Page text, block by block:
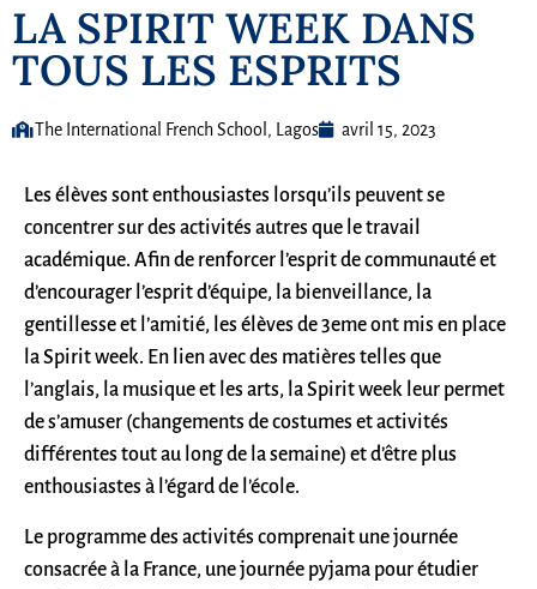
LA SPIRIT WEEK DANS
TOUS LES ESPRITS
The International French School, Lagos avril 15, 2023
Les élèves sont enthousiastes lorsqu’ils peuvent se
concentrer sur des activités autres que le travail
académique. Afin de renforcer l’esprit de communauté et
d’encourager l’esprit d’équipe, la bienveillance, la
gentillesse et l’amitié, les élèves de 3eme ont mis en place
la Spirit week. En lien avec des matières telles que
l’anglais, la musique et les arts, la Spirit week leur permet
de s’amuser (changements de costumes et activités
différentes tout au long de la semaine) et d’être plus
enthousiastes à l’égard de l’école.
Le programme des activités comprenait une journée
consacrée à la France, une journée pyjama pour étudier